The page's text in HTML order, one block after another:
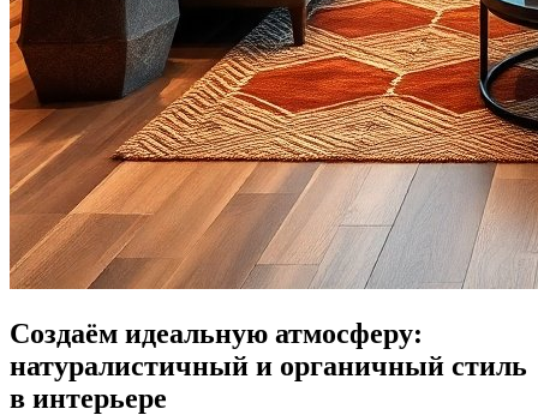
Создаём идеальную атмосферу:
натуралистичный и органичный стиль
в интерьере